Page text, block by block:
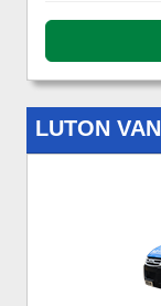
LUTON VAN